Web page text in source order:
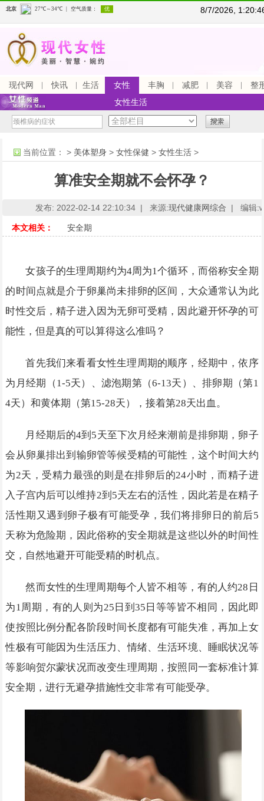
8/7/2026,
现代网 快讯 生活 女性 丰胸 减肥 美容
整
女性生活
当前位置： > 美体塑身 >女性保健 >女性生活 >
算准安全期就不会怀孕？
发布: 2022-02-14 22:10:34 | 来源:现代健康网综合 | 编辑
本文相关： 安全期
女孩子的生理周期约为4周为1个循环，而俗称安全期
的时间点就是介于卵巢尚未排卵的区间，大众通常认为此
时性交后，精子进入因为无卵可受精，因此避开怀孕的可
能性，但是真的可以算得这么准吗？
首先我们来看看女性生理周期的顺序，经期中，依序
为月经期（1-5天）、滤泡期第（6-13天）、排卵期（第1
4天）和黄体期（第15-28天），接着第28天出血。
月经期后的4到5天至下次月经来潮前是排卵期，卵子
会从卵巢排出到输卵管等候受精的可能性，这个时间大约
为2天，受精力最强的则是在排卵后的24小时，而精子进
入子宫内后可以维持2到5天左右的活性，因此若是在精子
活性期又遇到卵子极有可能受孕，我们将排卵日的前后5
天称为危险期，因此俗称的安全期就是这些以外的时间性
交，自然地避开可能受精的时机点。
然而女性的生理周期每个人皆不相等，有的人约28日
为1周期，有的人则为25日到35日等等皆不相同，因此即
使按照比例分配各阶段时间长度都有可能失准，再加上女
性极有可能因为生活压力、情绪、生活环境、睡眠状况等
等影响贺尔蒙状况而改变生理周期，按照同一套标准计算
安全期，进行无避孕措施性交非常有可能受孕。